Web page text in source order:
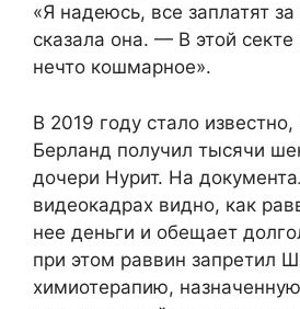
«Я надеюсь, все заплатят
сказала она. — В этой секте
нечто кошмарное».
В 2019 году стало известно,
Берланд получил тысячи
дочери Нурит. На
видеокадрах видно, как
нее деньги и обещает
при этом раввин запретил
химиотерапию,